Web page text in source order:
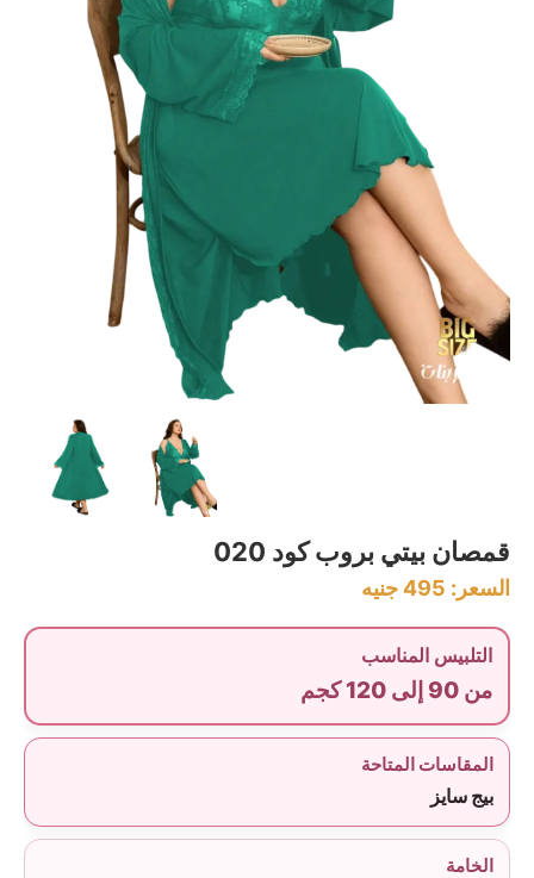
قمصان بيتي بروب كود 020
السعر: 495جنيه
التلبيس المناسب
من 90 إلى 120 كجم
المقاسات المتاحة
بيج سايز
الخامة